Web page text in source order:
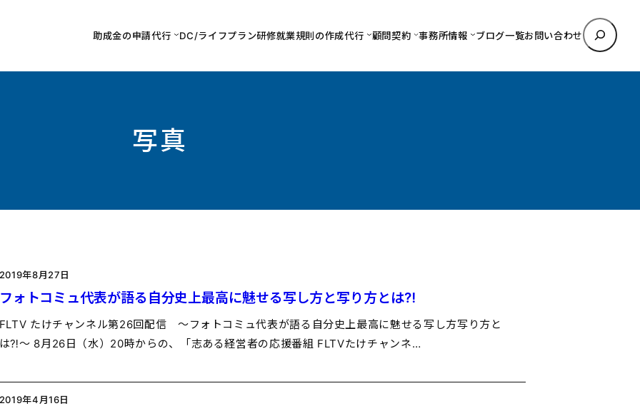
助成金の申請代行 DC/ライフプラン研修就業規則の作成代行 顧問契約 事務所情報 ブログ一覧お問い合わせ
検
索
写真
年8月27日
ォトコミュ代表が語る自分史上最高に魅せる写し方と写り方とは⁈
たけチャンネル第26回配信 〜フォトコミュ代表が語る自分史上最高に魅せる写し方写り方と
⁈〜 8月26日（水）20時からの、「志ある経営者の応援番組 FLTVたけチャンネ…
年4月16日